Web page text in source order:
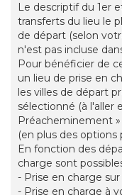
Le descriptif du 1er
transferts du lieu le
de départ (selon
n'est pas incluse
Pour bénéficier de
un lieu de prise en
les villes de départ
sélectionné (à l'aller
Préacheminement
(en plus des options
En fonction des
charge sont
- Prise en charge
- Prise en charge à